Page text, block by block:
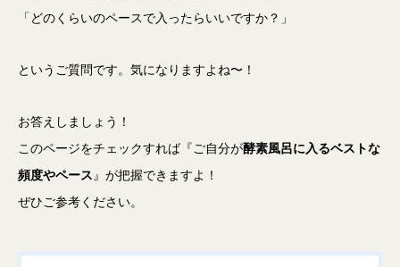
「どのくらいのペースで入ったらいいですか？」
というご質問です。気になりますよね〜！
お答えしましょう！
このページをチェックすれば『ご自分が酵素風呂に入るベストな
頻度やペース』が把握できますよ！
ぜひご参考ください。